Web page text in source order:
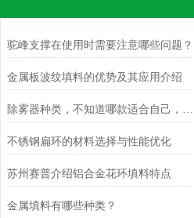
驼峰支撑在使用时需要注意哪些问题？
金属板波纹填料的优势及其应用介绍
除雾器种类，不知道哪款适合自己，看完以下内容让您瞬间明白
不锈钢扁环的材料选择与性能优化
苏州赛普介绍铝合金花环填料特点
金属填料有哪些种类？